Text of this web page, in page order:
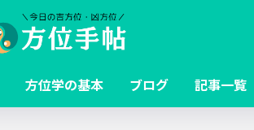
方位学の基本 ブログ 記事一覧